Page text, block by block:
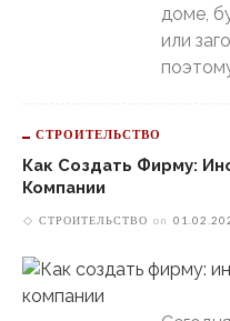
доме,
или
СТРОИТЕЛЬСТВО
Как Создать Фирму:
Компании
СТРОИТЕЛЬСТВО on